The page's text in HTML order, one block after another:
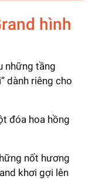
hình
những tầng
dành riêng cho
đóa hoa hồng
nốt hương
khơi gợi lên